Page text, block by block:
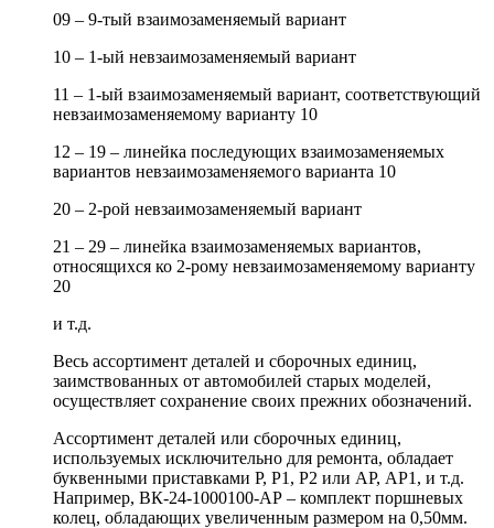
09 – 9-тый взаимозаменяемый вариант
10 – 1-ый невзаимозаменяемый вариант
11 – 1-ый взаимозаменяемый вариант, соответствующий
невзаимозаменяемому варианту 10
12 – 19 – линейка последующих взаимозаменяемых
вариантов невзаимозаменяемого варианта 10
20 – 2-рой невзаимозаменяемый вариант
21 – 29 – линейка взаимозаменяемых вариантов,
относящихся ко 2-рому невзаимозаменяемому варианту
20
и т.д.
Весь ассортимент деталей и сборочных единиц,
заимствованных от автомобилей старых моделей,
осуществляет сохранение своих прежних обозначений.
Ассортимент деталей или сборочных единиц,
используемых исключительно для ремонта, обладает
буквенными приставками Р, Р1, Р2 или АР, АР1, и т.д.
Например, ВК-24-1000100-АР – комплект поршневых
колец, обладающих увеличенным размером на 0,50мм.